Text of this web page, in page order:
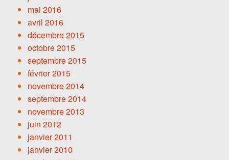
mai 2016
avril 2016
décembre 2015
octobre 2015
septembre 2015
février 2015
novembre 2014
septembre 2014
novembre 2013
juin 2012
janvier 2011
janvier 2010